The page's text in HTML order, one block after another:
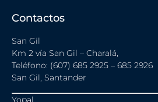
Contactos
San Gil
Km 2 vía San Gil – Charalá,
Teléfono: (607) 685 2925 – 685 2926
San Gil, Santander
Yopal